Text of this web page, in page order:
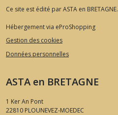
Ce site est édité par ASTA en BRETAGNE.
Hébergement via eProShopping
Gestion des cookies
Données personnelles
ASTA en BRETAGNE
1 Ker An Pont
22810 PLOUNEVEZ-MOEDEC